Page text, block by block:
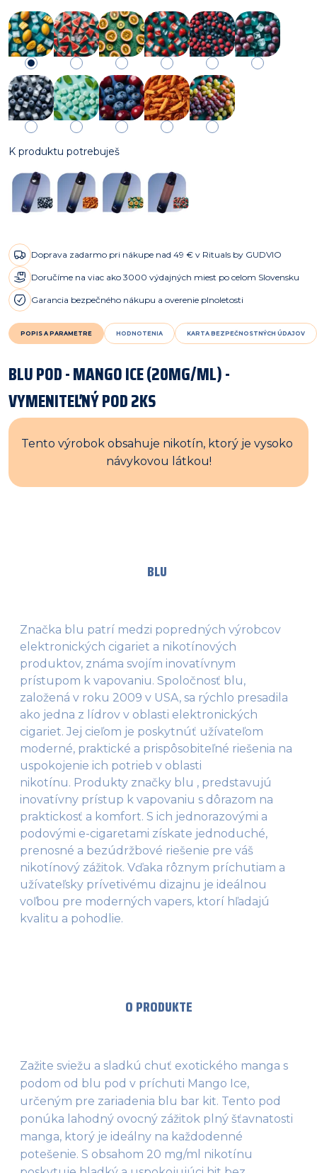
K produktu potrebuješ
Doprava zadarmo pri nákupe nad 49 € v Rituals by GUDVIO
Doručíme na viac ako 3000 výdajných miest po celom Slovensku
Garancia bezpečného nákupu a overenie plnoletosti
POPIS A PARAMETRE HODNOTENIA KARTA BEZPEČNOSTNÝCH ÚDAJOV
BLU POD - MANGO ICE (20MG/ML) -
VYMENITEĽNÝ POD 2KS
Tento výrobok obsahuje nikotín, ktorý je vysoko
návykovou látkou!
BLU
Značka blu patrí medzi popredných výrobcov
elektronických cigariet a nikotínových
produktov, známa svojím inovatívnym
prístupom k vapovaniu. Spoločnosť blu,
založená v roku 2009 v USA, sa rýchlo presadila
ako jedna z lídrov v oblasti elektronických
cigariet. Jej cieľom je poskytnúť užívateľom
moderné, praktické a prispôsobiteľné riešenia na
uspokojenie ich potrieb v oblasti
nikotínu. Produkty značky blu , predstavujú
inovatívny prístup k vapovaniu s dôrazom na
praktickosť a komfort. S ich jednorazovými a
podovými e-cigaretami získate jednoduché,
prenosné a bezúdržbové riešenie pre váš
nikotínový zážitok. Vďaka rôznym príchutiam a
užívateľsky prívetivému dizajnu je ideálnou
voľbou pre moderných vapers, ktorí hľadajú
kvalitu a pohodlie.
O PRODUKTE
Zažite sviežu a sladkú chuť exotického manga s
podom od blu pod v príchuti Mango Ice,
určeným pre zariadenia blu bar kit. Tento pod
ponúka lahodný ovocný zážitok plný šťavnatosti
manga, ktorý je ideálny na každodenné
potešenie. S obsahom 20 mg/ml nikotínu